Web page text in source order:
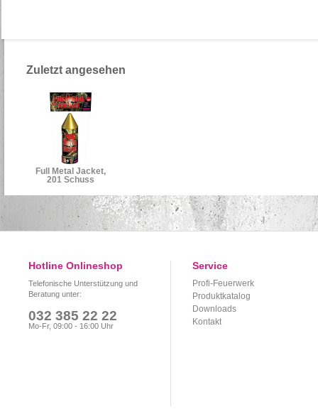
Zuletzt angesehen
Full Metal Jacket,
201 Schuss
Hotline Onlineshop
Telefonische Unterstützung und
Beratung unter:
032 385 22 22
Mo-Fr, 09:00 - 16:00 Uhr
Service
Profi-Feuerwerk
Produktkatalog
Downloads
Kontakt